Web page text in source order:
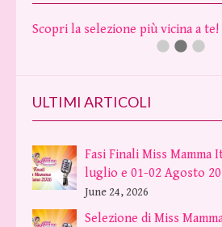
Scopri la selezione più vicina a te!
ULTIMI ARTICOLI
Fasi Finali Miss Mamma
luglio e 01-02 Agosto
June 24, 2026
Selezione di Miss